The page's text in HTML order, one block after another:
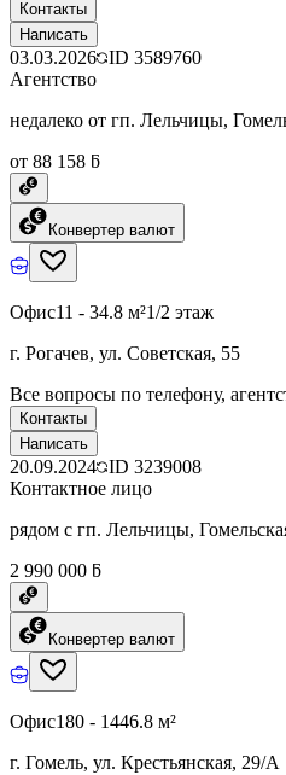
Контакты
Написать
03.03.2026 ID 3589760
Агентство
недалеко от гп. Лельчицы,
от 88 158 ƃ
Конвертер валют
Офис11 - 34.8 м²1/2 этаж
г. Рогачев, ул. Советская, 55
Все вопросы по телефону,
Контакты
Написать
20.09.2024 ID 3239008
Контактное лицо
рядом с гп. Лельчицы,
2 990 000 ƃ
Конвертер валют
Офис180 - 1446.8 м²
г. Гомель, ул. Крестьянская, 29/А